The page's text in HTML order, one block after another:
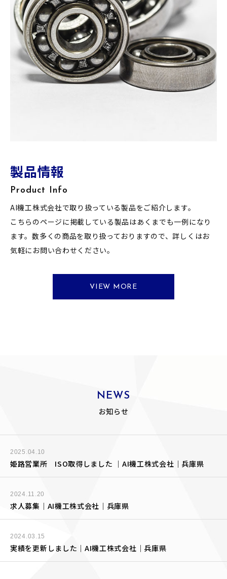
製品情報
Product Info
AI機工株式会社で取り扱っている製品をご紹介します。
こちらのページに掲載している製品はあくまでも一例になり
ます。数多くの商品を取り扱っておりますので、詳しくはお
気軽にお問い合わせください。
VIEW MORE
取引先一覧
Partners
機械工具販売・修理業者として多くのメーカー様と取引させ
ていただいています。詳しい取り扱い製品に関してはお問い
合わせください。取引先一覧はこちらからご覧ください。
VIEW MORE
採用情報
Recruitment
採用に関する情報はこちらからご覧ください。
弊社では業界のエキスパートとしての幅広い知識を身に付け
ていただけるように指導いたします。キャリアアップを目指
す方、ご興味のある方はお気軽にお問い合わせください。
VIEW MORE
NEWS
お知らせ
2025.04.10
姫路営業所 ISO取得しました ｜AI機工株式会社｜兵庫県
2024.11.20
求人募集｜AI機工株式会社｜兵庫県
2024.03.15
実績を更新しました｜AI機工株式会社｜兵庫県